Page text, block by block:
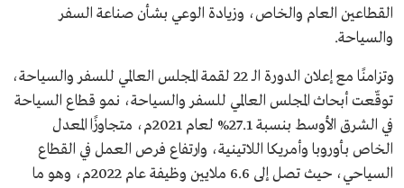
القطاعين العام والخاص، وزيادة الوعي بشأن صناعة السفر
والسياحة.
وتزامنًا مع إعلان الدورة الـ 22 لقمة المجلس العالمي للسفر والسياحة،
توقّعت أبحاث المجلس العالمي للسفر والسياحة، نمو قطاع السياحة
في الشرق الأوسط بنسبة 27.1% لعام 2021م، متجاوزًا المعدل
الخاص بأوروبا وأمريكا اللاتينية، وارتفاع فرص العمل في القطاع
السياحي، حيث تصل إلى 6.6 ملايين وظيفة عام 2022م، وهو ما